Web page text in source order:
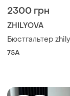
2300 грн
ZHILYOVA
Бюстгальтер
75A